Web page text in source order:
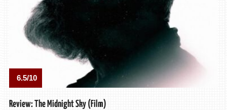
6.5/10
Review: The Midnight Sky (Film)